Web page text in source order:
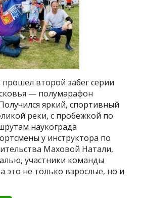
второй забег серии
— полумарафон
яркий, спортивный
реки, с пробежкой по
наукограда
у инструктора по
Маховой Натали,
участники команды
это не только взрослые, но и